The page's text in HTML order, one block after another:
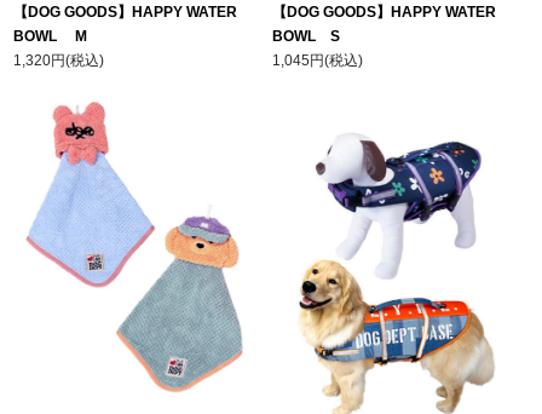
【DOG GOODS】HAPPY WATER
BOWL M
1,320円(税込)
【DOG GOODS】HAPPY WATER
BOWL S
1,045円(税込)